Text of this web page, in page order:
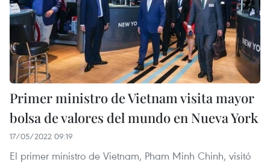
Primer ministro de Vietnam visita mayor
bolsa de valores del mundo en Nueva York
17/05/2022 09:19
El primer ministro de Vietnam, Pham Minh Chinh, visitó